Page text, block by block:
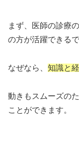
まず、医師の診療
の方が活躍できる
なぜなら、 知識と
動きもスムーズの
ことができます。